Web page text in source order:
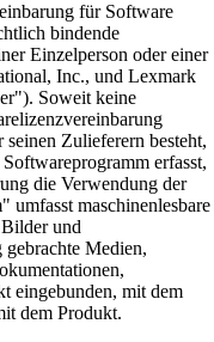
für Software
bindende
Einzelperson oder einer
Inc., und Lexmark
Soweit keine
Zulieferern besteht,
erfasst,
die Verwendung der
maschinenlesbare
und
Medien,
eingebunden, mit dem
dem Produkt.